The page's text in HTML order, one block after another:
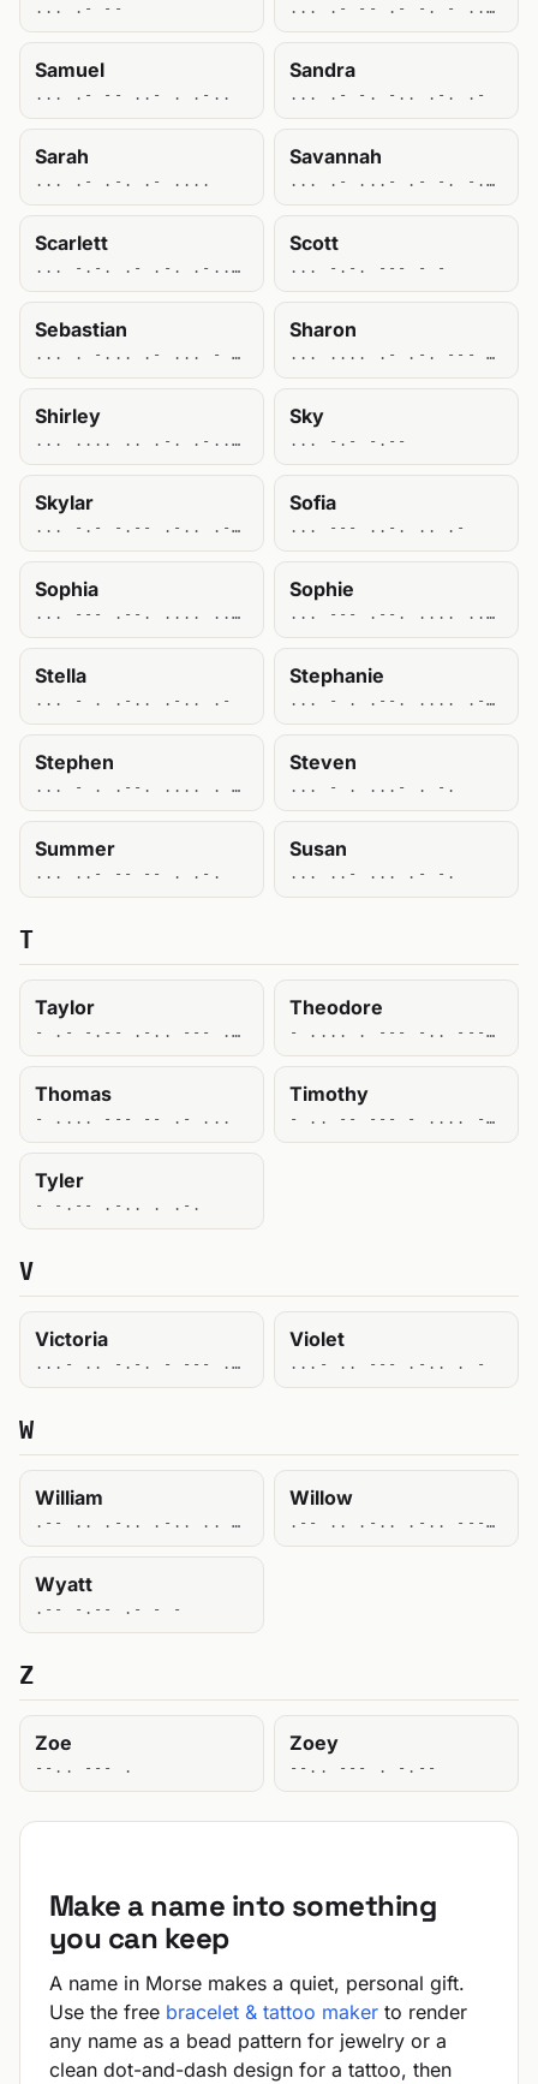
... .- -- ... .- -- .- -. - .... .-
Samuel
... .- -- ..- . .-..
Sandra
... .- -. -.. .-. .-
Sarah
... .- .-. .- ....
Savannah
... .- ...- .- -. -. .- ....
Scarlett
... -.-. .- .-. .-.. . - -
Scott
... -.-. --- - -
Sebastian
... . -... .- ... - .. .- -.
Sharon
... .... .- .-. --- -.
Shirley
... .... .. .-. .-.. . -.--
Sky
... -.- -.--
Skylar
... -.- -.-- .-.. .- .-.
Sofia
... --- ..-. .. .-
Sophia
... --- .--. .... .. .-
Sophie
... --- .--. .... .. .
Stella
... - . .-.. .-.. .-
Stephanie
... - . .--. .... .- -. .. .
Stephen
... - . .--. .... . -.
Steven
... - . ...- . -.
Summer
... ..- -- -- . .-.
Susan
... ..- ... .- -.
T
Taylor
- .- -.-- .-.. --- .-.
Theodore
- .... . --- -.. --- .-. .
Thomas
- .... --- -- .- ...
Timothy
- .. -- --- - .... -.--
Tyler
- -.-- .-.. . .-.
V
Victoria
...- .. -.-. - --- .-. .. .-
Violet
...- .. --- .-.. . -
W
William
.-- .. .-.. .-.. .. .- --
Willow
.-- .. .-.. .-.. --- .--
Wyatt
.-- -.-- .- - -
Z
Zoe
--.. --- .
Zoey
--.. --- . -.--
Make a name into something
you can keep
A name in Morse makes a quiet, personal gift.
Use the free bracelet & tattoo maker to render
any name as a bead pattern for jewelry or a
clean dot-and-dash design for a tattoo, then